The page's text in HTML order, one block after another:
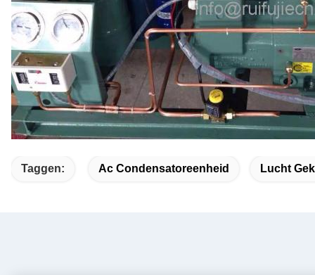
Taggen: Ac Condensatoreenheid Lucht